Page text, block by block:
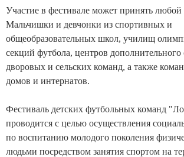
Участие в фестивале может принять
Мальчишки и девчонки из спортивных и
общеобразовательных школ, училищ
секций футбола, центров дополнительного
дворовых и сельских команд, а также
домов и интернатов.
Фестиваль детских футбольных команд
проводится с целью осуществления
по воспитанию молодого поколения
людьми посредством занятия спортом на